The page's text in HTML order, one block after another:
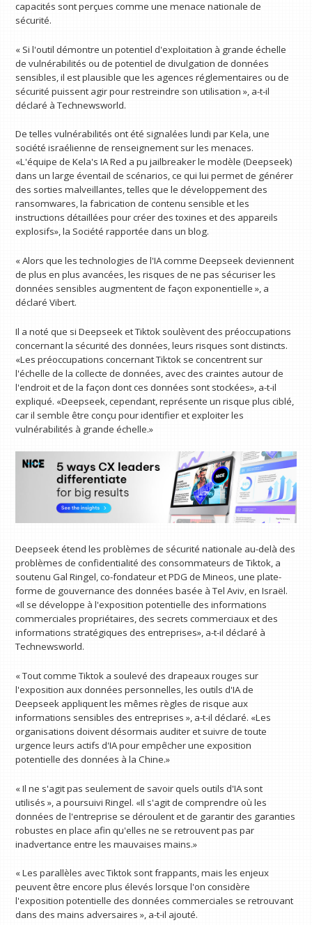
capacités sont perçues comme une menace nationale de
sécurité.
« Si l'outil démontre un potentiel d'exploitation à grande échelle
de vulnérabilités ou de potentiel de divulgation de données
sensibles, il est plausible que les agences réglementaires ou de
sécurité puissent agir pour restreindre son utilisation », a-t-il
déclaré à Technewsworld.
De telles vulnérabilités ont été signalées lundi par Kela, une
société israélienne de renseignement sur les menaces.
«L'équipe de Kela's IA Red a pu jailbreaker le modèle (Deepseek)
dans un large éventail de scénarios, ce qui lui permet de générer
des sorties malveillantes, telles que le développement des
ransomwares, la fabrication de contenu sensible et les
instructions détaillées pour créer des toxines et des appareils
explosifs», la Société rapportée dans un blog.
« Alors que les technologies de l'IA comme Deepseek deviennent
de plus en plus avancées, les risques de ne pas sécuriser les
données sensibles augmentent de façon exponentielle », a
déclaré Vibert.
Il a noté que si Deepseek et Tiktok soulèvent des préoccupations
concernant la sécurité des données, leurs risques sont distincts.
«Les préoccupations concernant Tiktok se concentrent sur
l'échelle de la collecte de données, avec des craintes autour de
l'endroit et de la façon dont ces données sont stockées», a-t-il
expliqué. «Deepseek, cependant, représente un risque plus ciblé,
car il semble être conçu pour identifier et exploiter les
vulnérabilités à grande échelle.»
Deepseek étend les problèmes de sécurité nationale au-delà des
problèmes de confidentialité des consommateurs de Tiktok, a
soutenu Gal Ringel, co-fondateur et PDG de Mineos, une plate-
forme de gouvernance des données basée à Tel Aviv, en Israël.
«Il se développe à l'exposition potentielle des informations
commerciales propriétaires, des secrets commerciaux et des
informations stratégiques des entreprises», a-t-il déclaré à
Technewsworld.
« Tout comme Tiktok a soulevé des drapeaux rouges sur
l'exposition aux données personnelles, les outils d'IA de
Deepseek appliquent les mêmes règles de risque aux
informations sensibles des entreprises », a-t-il déclaré. «Les
organisations doivent désormais auditer et suivre de toute
urgence leurs actifs d'IA pour empêcher une exposition
potentielle des données à la Chine.»
« Il ne s'agit pas seulement de savoir quels outils d'IA sont
utilisés », a poursuivi Ringel. «Il s'agit de comprendre où les
données de l'entreprise se déroulent et de garantir des garanties
robustes en place afin qu'elles ne se retrouvent pas par
inadvertance entre les mauvaises mains.»
« Les parallèles avec Tiktok sont frappants, mais les enjeux
peuvent être encore plus élevés lorsque l'on considère
l'exposition potentielle des données commerciales se retrouvant
dans des mains adversaires », a-t-il ajouté.